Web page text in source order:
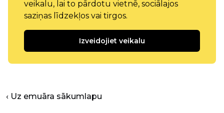
veikalu, lai to pārdotu vietnē, sociālajos
saziņas līdzekļos vai tirgos.
Izveidojiet veikalu
‹ Uz emuāra sākumlapu